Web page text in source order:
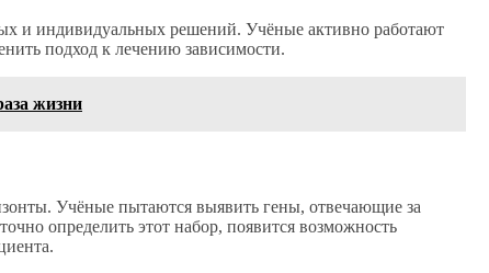
и индивидуальных решений. Учёные активно работают
подход к лечению зависимости.
жизни
Учёные пытаются выявить гены, отвечающие за
определить этот набор, появится возможность